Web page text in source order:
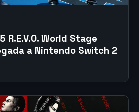
World Stage
a Nintendo Switch 2